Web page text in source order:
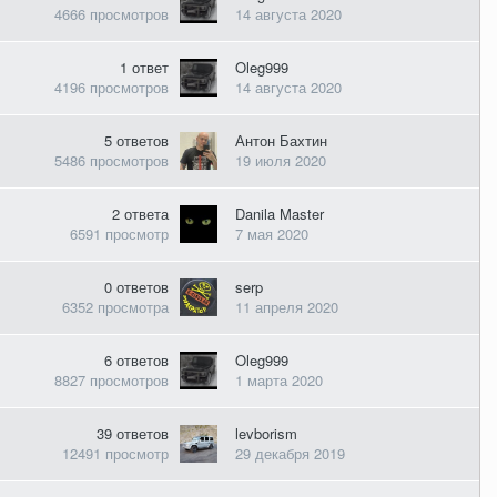
4666 просмотров
14 августа 2020
1 ответ
4196 просмотров
Oleg999
14 августа 2020
5 ответов
5486 просмотров
Антон Бахтин
19 июля 2020
2 ответа
6591 просмотр
Danila Master
7 мая 2020
0 ответов
6352 просмотра
serp
11 апреля 2020
6 ответов
8827 просмотров
Oleg999
1 марта 2020
39 ответов
12491 просмотр
levborism
29 декабря 2019